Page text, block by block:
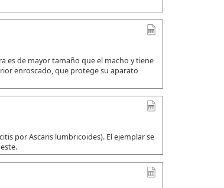
es de mayor tamaño que el macho y tiene
enroscado, que protege su aparato
por Ascaris lumbricoides). El ejemplar se